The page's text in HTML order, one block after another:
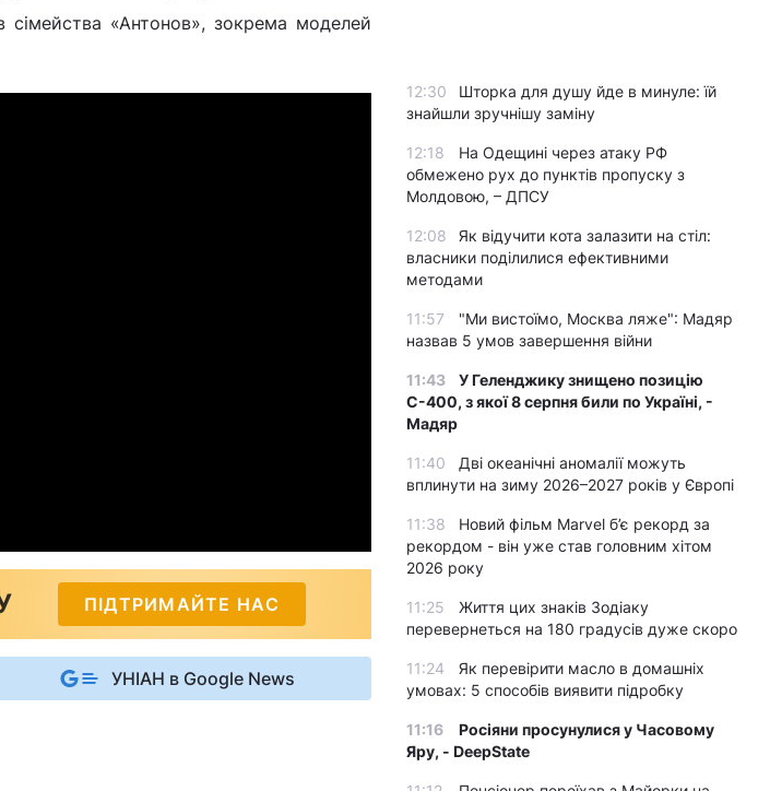
сімейства «Антонов», зокрема моделей
ПІДТРИМАЙТЕ НАС
УНІАН в Google News
12:30
Шторка для душу йде в минуле: їй
знайшли зручнішу заміну
12:18
На Одещині через атаку РФ
обмежено рух до пунктів пропуску з
Молдовою, – ДПСУ
12:08
Як відучити кота залазити на стіл:
власники поділилися ефективними
методами
11:57
"Ми вистоїмо, Москва ляже": Мадяр
назвав 5 умов завершення війни
11:43
У Геленджику знищено позицію
С-400, з якої 8 серпня били по Україні, -
Мадяр
11:40
Дві океанічні аномалії можуть
вплинути на зиму 2026–2027 років у Європі
11:38
Новий фільм Marvel б’є рекорд за
рекордом - він уже став головним хітом
2026 року
11:25
Життя цих знаків Зодіаку
перевернеться на 180 градусів дуже скоро
11:24
Як перевірити масло в домашніх
умовах: 5 способів виявити підробку
11:16
Росіяни просунулися у Часовому
Яру, - DeepState